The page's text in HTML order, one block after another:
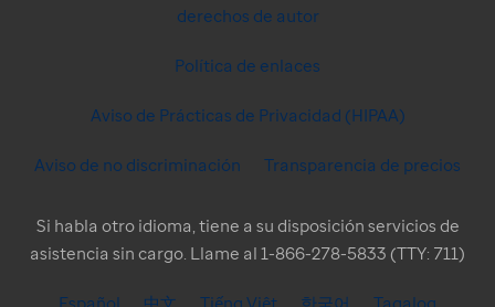
derechos de autor
Política de enlaces
Aviso de Prácticas de Privacidad (HIPAA)
Aviso de no discriminación Transparencia de precios
Si habla otro idioma, tiene a su disposición servicios de
asistencia sin cargo. Llame al 1-866-278-5833 (TTY: 711)
Español 中文 Tiếng Việt 한국어 Tagalog